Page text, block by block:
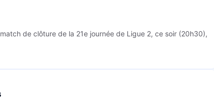
de clôture de la 21e journée de Ligue 2, ce soir (20h30),